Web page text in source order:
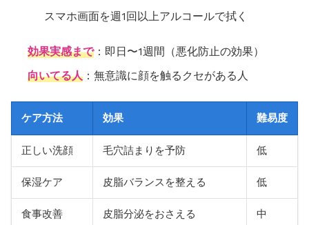
スマホ画面を週1回以上アルコールで拭く
効果実感まで：即日〜1週間（悪化防止の効果）
向いてる人 ：無意識に顔を触るクセがある人
ケア方法 効果 難易度
正しい洗顔 毛穴詰まりを予防 低
保湿ケア 皮脂バランスを整える 低
食事改善 皮脂分泌をおさえる 中